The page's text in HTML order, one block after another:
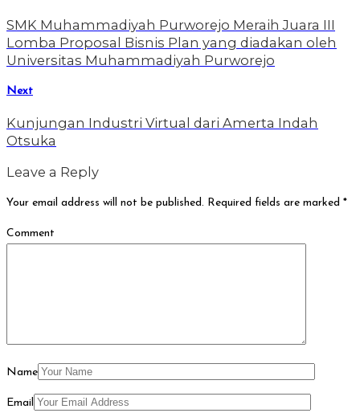
SMK Muhammadiyah Purworejo Meraih Juara III
Lomba Proposal Bisnis Plan yang diadakan oleh
Universitas Muhammadiyah Purworejo
Next
Kunjungan Industri Virtual dari Amerta Indah
Otsuka
Leave a Reply
Your email address will not be published. Required fields are marked *
Comment
Name
Email